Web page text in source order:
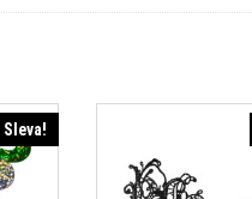
Sleva!